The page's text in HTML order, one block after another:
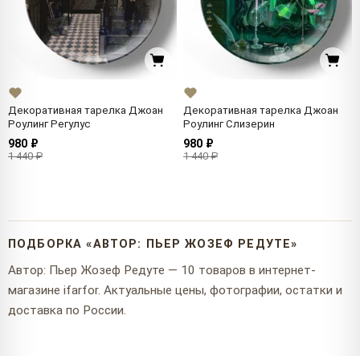
Декоративная тарелка Джоан
Роулинг Регулус
980 ₽
1 440 ₽
Декоративная тарелка Джоан
Роулинг Слизерин
980 ₽
1 440 ₽
ПОДБОРКА «АВТОР: ПЬЕР ЖОЗЕФ РЕДУТЕ»
Автор: Пьер Жозеф Редуте — 10 товаров в интернет-
магазине ifarfor. Актуальные цены, фотографии, остатки и
доставка по России.